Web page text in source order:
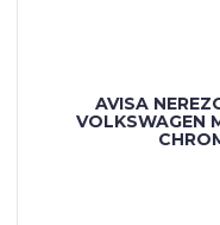
AVISA
VOLKSWAGEN